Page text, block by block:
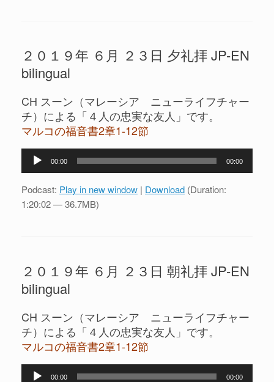
２０１９年 ６月 ２３日 夕礼拝 JP-EN
bilingual
CH スーン（マレーシア ニューライフチャー
チ）による「４人の忠実な友人」です。
マルコの福音書2章1-12節
プ
レ
00:00 00:00
Podcast: Play in new window | Download (Duration:
1:20:02 — 36.7MB)
２０１９年 ６月 ２３日 朝礼拝 JP-EN
bilingual
CH スーン（マレーシア ニューライフチャー
チ）による「４人の忠実な友人」です。
マルコの福音書2章1-12節
00:00 00:00